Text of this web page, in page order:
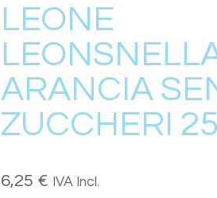
LEONE
ARANCIA
ZUCCHERI
6,25 € IVA Incl.